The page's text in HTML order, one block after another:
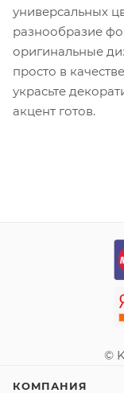
универсальных
разнообразие
оригинальные
просто в
украсьте
акцент готов.
©
КОМПАНИЯ